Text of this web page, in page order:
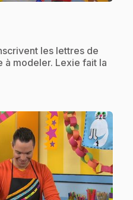
les lettres de
à modeler. Lexie fait la